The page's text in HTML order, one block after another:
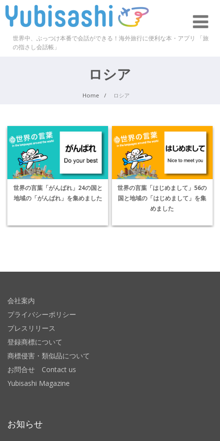
世界中、ぶっつけ本番で会話ができる！海外旅行に便利な本・アプリ 「旅
の指さし会話帳」
ロシア
Home ロシア
世界の言葉「がんばれ」24の国と
地域の「がんばれ」を集めました
世界の言葉「はじめまして」56の
国と地域の「はじめまして」を集
めました
会社案内
プライバシーポリシー
プレスリリース
登録商標について
商標侵害・類似品について
お問合せ Contact us
Yubisashi Magazine
お知らせ